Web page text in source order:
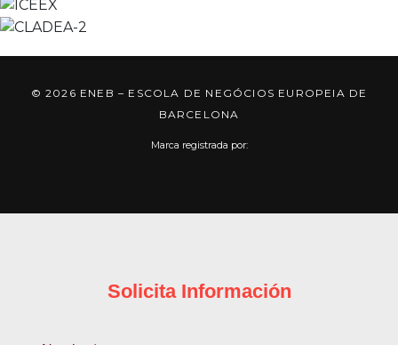
© 2026 ENEB – ESCOLA DE NEGÓCIOS EUROPEIA DE
BARCELONA
Marca registrada por:
Solicita Información